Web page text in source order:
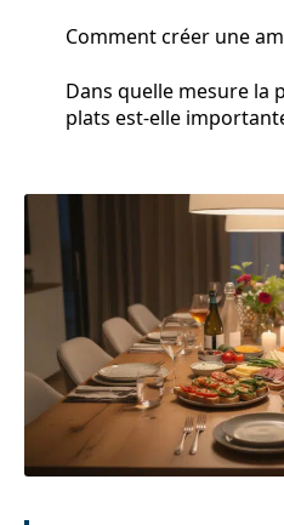
Comment créer une
Dans quelle mesure la
plats est-elle